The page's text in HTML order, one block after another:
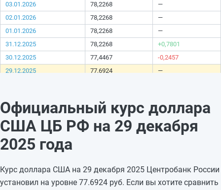
03.01.2026
78,2268
—
02.01.2026
78,2268
—
01.01.2026
78,2268
—
31.12.2025
78,2268
+0,7801
30.12.2025
77,4467
-0,2457
29.12.2025
77,6924
—
26.12.2025
77,8845
-0,5524
25.12.2025
78,4369
-0,1481
24.12.2025
23.12.2025
Официальный курс доллара
США ЦБ РФ на 29 декабря
2025 года
Курс доллара США на 29 декабря 2025 Центробанк России
установил на уровне 77.6924 руб. Если вы хотите сравнить